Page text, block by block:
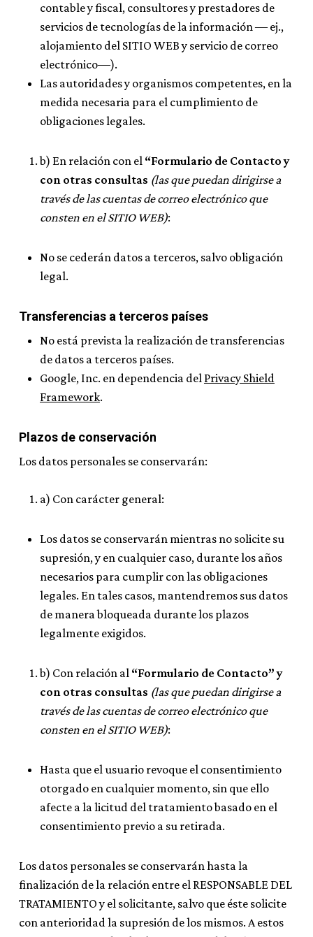
contable y fiscal, consultores y prestadores de
servicios de tecnologías de la información ― ej.,
alojamiento del SITIO WEB y servicio de correo
electrónico―).
Las autoridades y organismos competentes, en la
medida necesaria para el cumplimiento de
obligaciones legales.
b) En relación con el “Formulario de Contacto y
con otras consultas (las que puedan dirigirse a
través de las cuentas de correo electrónico que
consten en el SITIO WEB):
No se cederán datos a terceros, salvo obligación
legal.
Transferencias a terceros países
No está prevista la realización de transferencias
de datos a terceros países.
Google, Inc. en dependencia del Privacy Shield
Framework.
Plazos de conservación
Los datos personales se conservarán:
a) Con carácter general:
Los datos se conservarán mientras no solicite su
supresión, y en cualquier caso, durante los años
necesarios para cumplir con las obligaciones
legales. En tales casos, mantendremos sus datos
de manera bloqueada durante los plazos
legalmente exigidos.
b) Con relación al “Formulario de Contacto” y
con otras consultas (las que puedan dirigirse a
través de las cuentas de correo electrónico que
consten en el SITIO WEB):
Hasta que el usuario revoque el consentimiento
otorgado en cualquier momento, sin que ello
afecte a la licitud del tratamiento basado en el
consentimiento previo a su retirada.
Los datos personales se conservarán hasta la
finalización de la relación entre el RESPONSABLE DEL
TRATAMIENTO y el solicitante, salvo que éste solicite
con anterioridad la supresión de los mismos. A estos